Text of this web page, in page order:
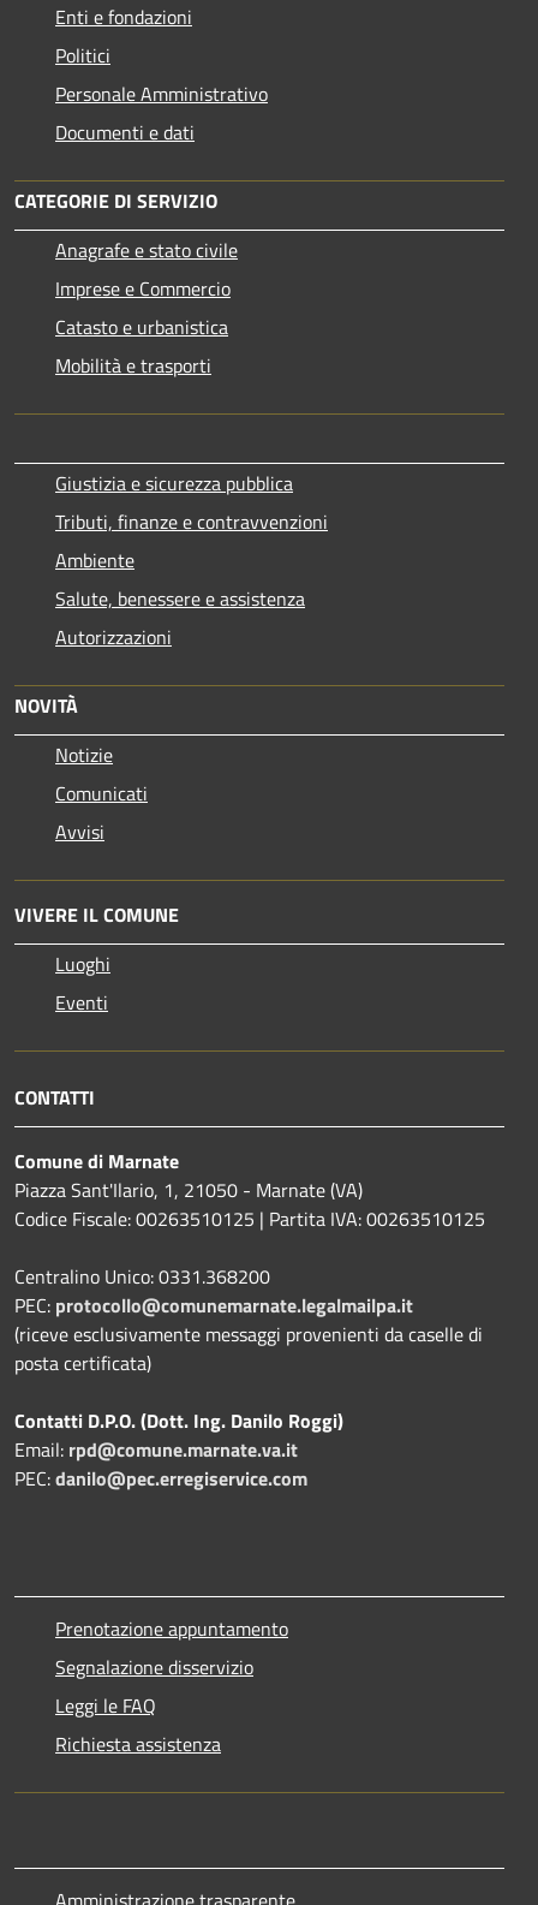
Enti e fondazioni
Politici
Personale Amministrativo
Documenti e dati
CATEGORIE DI SERVIZIO
Anagrafe e stato civile
Imprese e Commercio
Catasto e urbanistica
Mobilità e trasporti
Giustizia e sicurezza pubblica
Tributi, finanze e contravvenzioni
Ambiente
Salute, benessere e assistenza
Autorizzazioni
NOVITÀ
Notizie
Comunicati
Avvisi
VIVERE IL COMUNE
Luoghi
Eventi
CONTATTI
Comune di Marnate
Piazza Sant'Ilario, 1, 21050 - Marnate (VA)
Codice Fiscale: 00263510125 | Partita IVA: 00263510125
Centralino Unico: 0331.368200
PEC: protocollo@comunemarnate.legalmailpa.it
(riceve esclusivamente messaggi provenienti da caselle di
posta certificata)
Contatti D.P.O. (Dott. Ing. Danilo Roggi)
Email: rpd@comune.marnate.va.it
PEC:danilo@pec.erregiservice.com
Prenotazione appuntamento
Segnalazione disservizio
Leggi le FAQ
Richiesta assistenza